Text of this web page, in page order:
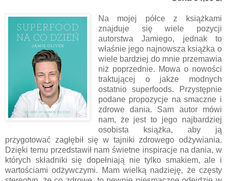
Na mojej półce z książkami
znajduje się wiele pozycji
autorstwa Jamiego, jednak to
właśnie jego najnowsza książka o
wiele bardziej do mnie przemawia
niż poprzednie. Mowa o nowości
traktującej o jakże modnych
ostatnio superfoods. Przystępnie
podane propozycje na smaczne i
zdrowe dania. Sam autor mówi
nam, że jest to jego najbardziej
osobista książka, aby ją
przygotować zagłębił się w tajniki zdrowego odżywiania.
Dzięki temu przedstawił nam świetne inspiracje na dania, w
których składniki się dopełniają nie tylko smakiem, ale i
wartościami odżywczymi. Mam wielką nadzieję, że częsty